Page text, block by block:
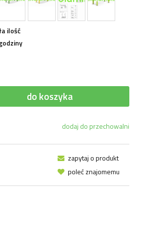
ilość
do koszyka
dodaj do przechowalni
zapytaj o produkt
poleć znajomemu